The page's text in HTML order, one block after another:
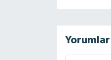
Yorumlar